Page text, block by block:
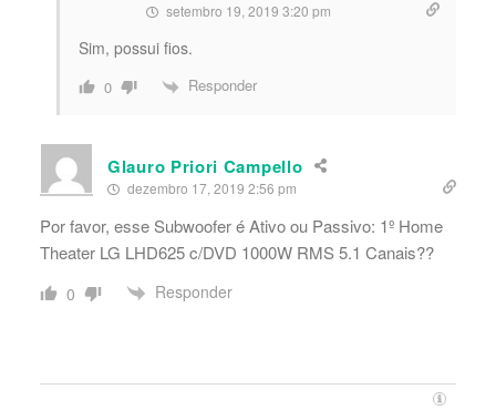
setembro 19, 2019 3:20 pm
Sim, possui fios.
0 Responder
Glauro Priori Campello
dezembro 17, 2019 2:56 pm
Por favor, esse Subwoofer é Ativo ou Passivo: 1º Home
Theater LG LHD625 c/DVD 1000W RMS 5.1 Canais??
0 Responder